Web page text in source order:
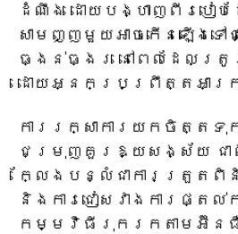
ដំណឹង ដោយបង្ហាញពីរបៀ
សាមញ្ញមួយអាចកើនឡើងទៅជ
ធ្ងន់ធ្ងរ នៅពេលដែលត្រូ
ដោយអ្នកប្រព្រឹត្តអាក្
ការរក្សាការយកចិត្តទុកដ
ជម្រុញគួរឱ្យសង្ស័យ ជា
ក្លែងបន្លំជាការត្រួតពិនិ
និងការជៀសវាងការផ្តល់
កម្មវិធីរុករកតាមអ៊ីន